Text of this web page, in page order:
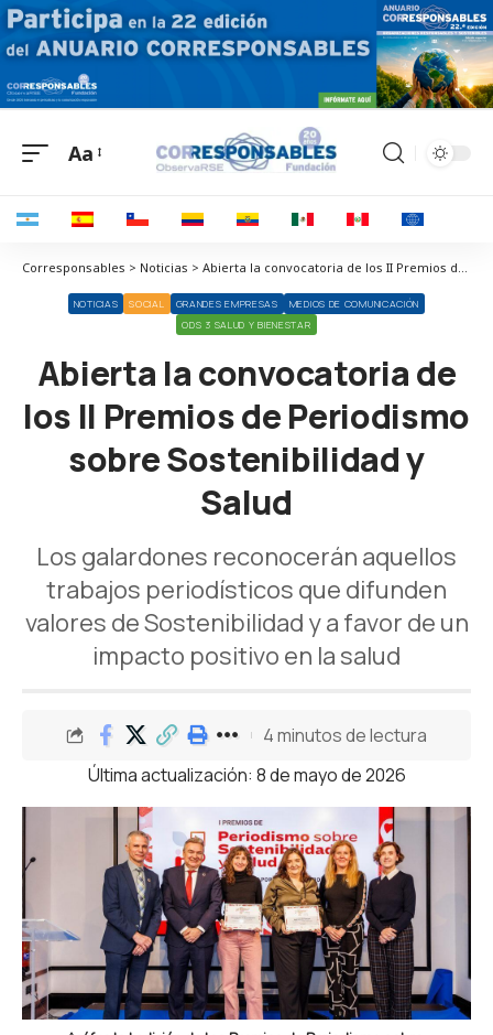
Aa
Corresponsables > Noticias > Abierta la convocatoria de los II Premios de Periodismo sobre Sostenibilidad y Salud
NOTICIAS SOCIAL GRANDES EMPRESAS
MEDIOS DE COMUNICACIÓN
ODS 3 SALUD Y BIENESTAR
Abierta la convocatoria de
los II Premios de Periodismo
sobre Sostenibilidad y
Salud
Los galardones reconocerán aquellos
trabajos periodísticos que difunden
valores de Sostenibilidad y a favor de un
impacto positivo en la salud
Última actualización: 8 de mayo de 2026
4 minutos de lectura